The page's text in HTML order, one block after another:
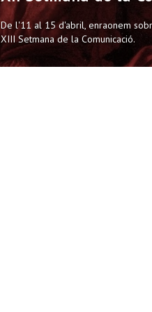
De l'11 al 15 d'abril, enraonem
XIII Setmana de la Comunicació.
anterior